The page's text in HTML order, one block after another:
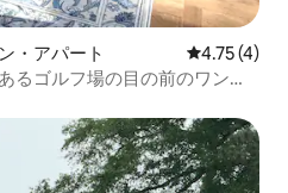
・アパート レビュー4
4.75 (4)
るゴルフ場の目の前のワンル